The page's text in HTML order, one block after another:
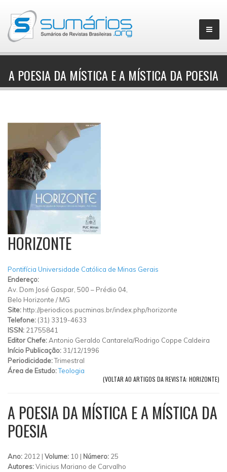
▼
A POESIA DA MÍSTICA E A MÍSTICA DA POESIA
HORIZONTE
Pontifícia Universidade Católica de Minas Gerais
Endereço:
Av. Dom José Gaspar, 500 – Prédio 04,
Belo Horizonte / MG
Site: http://periodicos.pucminas.br/index.php/horizonte
Telefone: (31) 3319-4633
ISSN: 21755841
Editor Chefe:Antonio Geraldo Cantarela/Rodrigo Coppe Caldeira
Início Publicação: 31/12/1996
Periodicidade:Trimestral
Área de Estudo:Teologia
(VOLTAR AO ARTIGOS DA REVISTA: HORIZONTE)
A POESIA DA MÍSTICA E A MÍSTICA DA
POESIA
Ano: 2012 | Volume: 10 | Número: 25
Autores:Vinicius Mariano de Carvalho